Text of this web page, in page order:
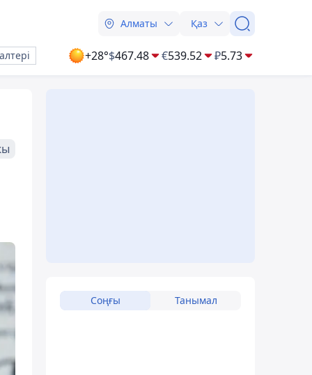
Алматы Қаз
+28°$467.48 €539.52 ₽5.73
Соңғы Танымал